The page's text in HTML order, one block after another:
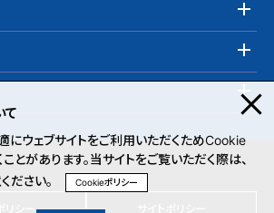
て
にウェブサイトをご利用いただくためCookie
とがあります。当サイトをご覧いただく際は、
ださい。
Cookieポリシー